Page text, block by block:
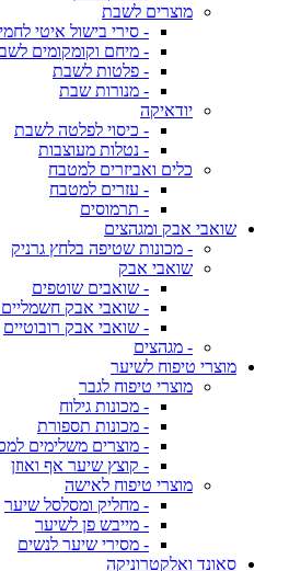
מוצרים לשבת
- סירי בישול איטי
- מיחם וקומקומים
- פלטות לשבת
- מנורות שבת
יודאיקה
- כיסוי לפלטה לשבת
- נטלות מעוצבות
כלים ואביזרים למטבח
- עזרים למטבח
- תרמוסים
שואבי אבק ומגהצים
- מכונות שטיפה בלחץ גרניק
שואבי אבק
- שואבים שוטפים
- שואבי אבק חשמליים
- שואבי אבק רובוטיים
- מגהצים
מוצרי טיפוח לשיער
מוצרי טיפוח לגבר
- מכונות גילוח
- מכונות תספורת
- מוצרים משלימים
- קוצץ שיער אף ואוזן
מוצרי טיפוח לאישה
- מחליק ומסלסל שיער
- מייבש פן לשיער
- מסירי שיער לנשים
סאונד ואלקטרוניקה